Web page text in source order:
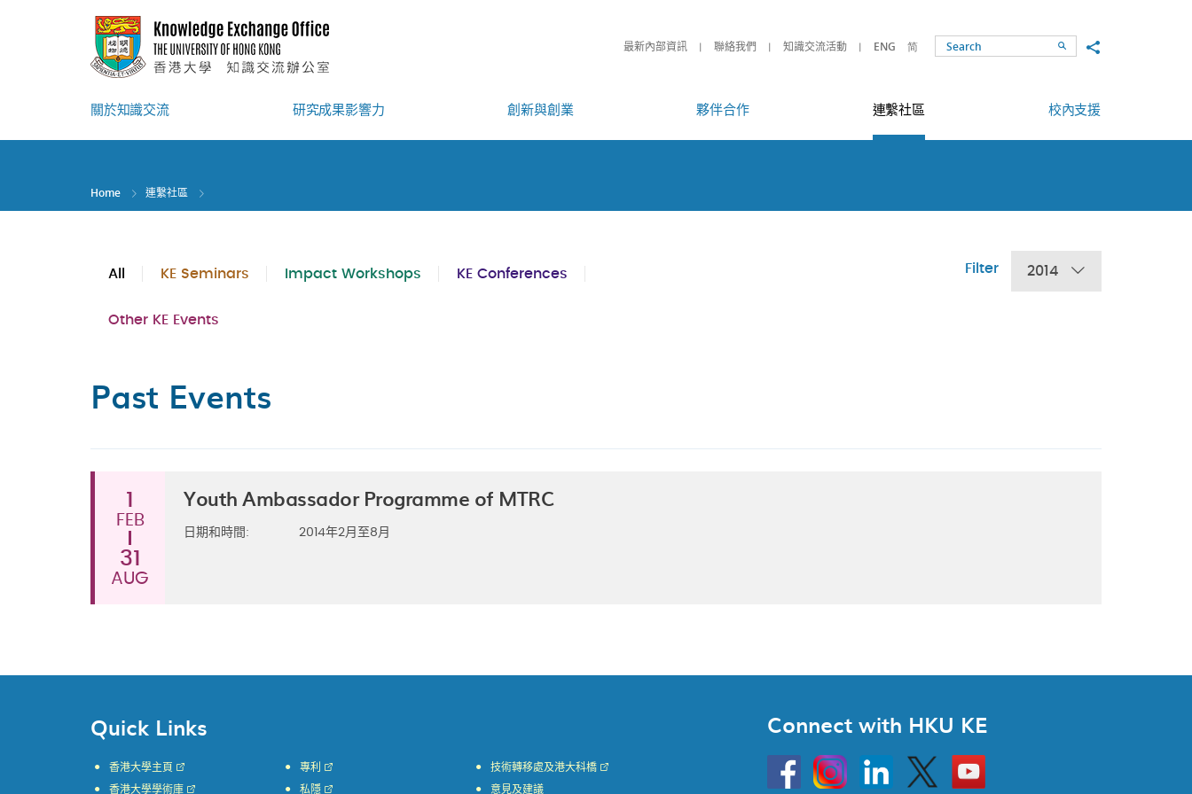
最新內部資訊 聯絡我們 知識交流活動 ENG 简 SearchShare to
關於知識交流 研究成果影響力 創新與創業 夥伴合作 連繫社區 校內支援
Home 連繫社區
All KE Seminars Impact Workshops KE Conferences
Other KE Events
Filter 2014
Past Events
1
FEB
31
AUG
Youth Ambassador Programme of MTRC
日期和時間: 2014年2月至8月
Quick Links
香港大學主頁
香港大學學術庫
專利
私隱
技術轉移處及港大科橋
意見及建議
Connect with HKU KE
InstagramLinkedin Twitter
Go
to